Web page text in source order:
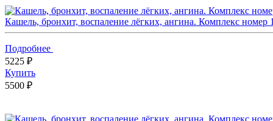
Кашель, бронхит, воспаление лёгких, ангина. Комплекс номер 1
Подробнее
5225 ₽
Купить
5500 ₽